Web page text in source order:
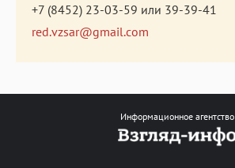
+7 (8452) 23-03-59 или 39-39-41
red.vzsar@gmail.com
Информационное агентство